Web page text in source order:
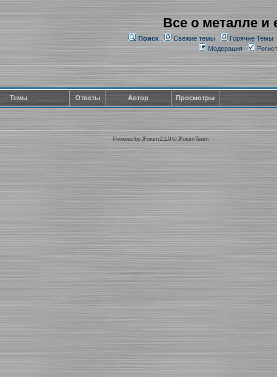
Все о металле и
Поиск Свежие темы Горячие Темы
Модерация
Темы Ответы Автор Просмотры
Powered byJForum 2.1.9©JForum Team